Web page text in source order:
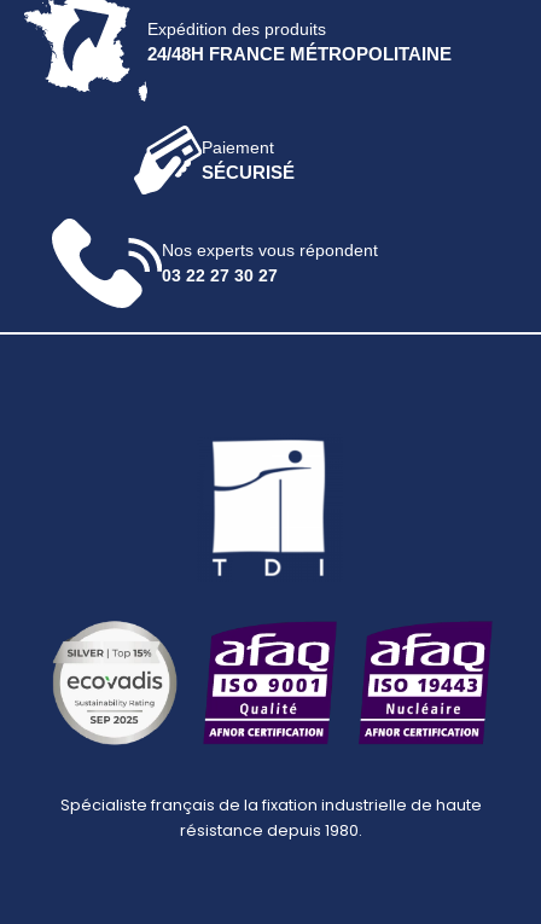
Expédition des produits
24/48H FRANCE MÉTROPOLITAINE
Paiement
SÉCURISÉ
Nos experts vous répondent
03 22 27 30 27
Spécialiste français de la fixation industrielle de haute
résistance depuis 1980.